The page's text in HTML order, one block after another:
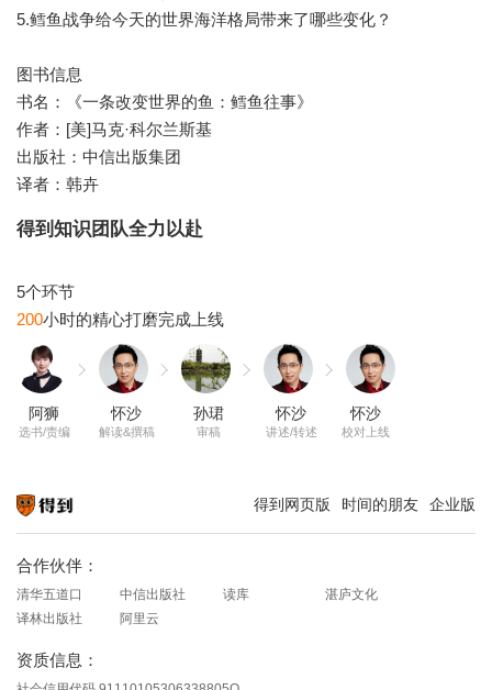
5.鳕鱼战争给今天的世界海洋格局带来了哪些变化？
图书信息
书名：《一条改变世界的鱼：鳕鱼往事》
作者：[美]马克·科尔兰斯基
出版社：中信出版集团
译者：韩卉
得到知识团队全力以赴
200
阿狮
选书/责编
怀沙
解读&撰稿
孙珺
审稿
怀沙
讲述/转述
怀沙
校对上线
得到网页版 时间的朋友 企业版
合作伙伴：
清华五道口 中信出版社 读库
湛庐文化
译林出版社
阿里云
资质信息：